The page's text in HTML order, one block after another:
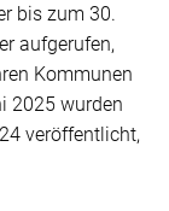
bis zum 30.
aufgerufen,
Kommunen
2025 wurden
veröffentlicht,